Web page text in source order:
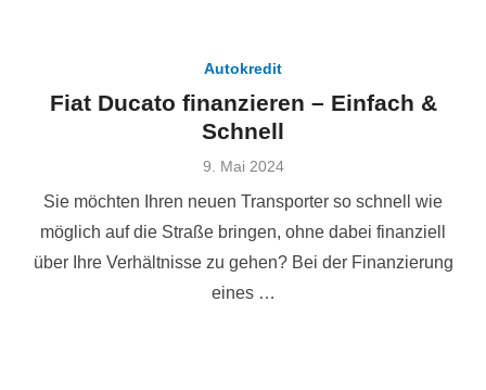
Autokredit
Fiat Ducato finanzieren – Einfach &
Schnell
Veröffentlicht
9. Mai 2024
Sie möchten Ihren neuen Transporter so schnell wie
möglich auf die Straße bringen, ohne dabei finanziell
über Ihre Verhältnisse zu gehen? Bei der Finanzierung
eines …